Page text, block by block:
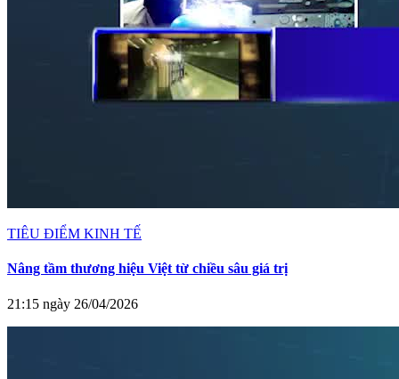
TIÊU ĐIỂM KINH TẾ
Nâng tầm thương hiệu Việt từ chiều sâu giá trị
21:15 ngày 26/04/2026